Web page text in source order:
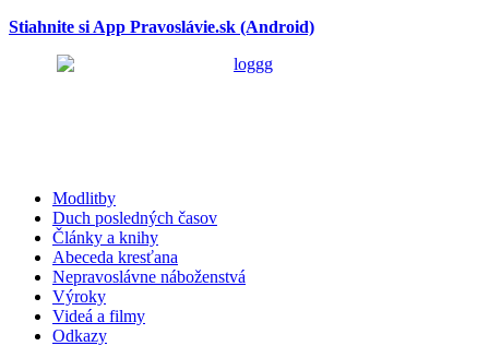
Stiahnite si App Pravoslávie.sk (Android)
Modlitby
Duch posledných časov
Články a knihy
Abeceda kresťana
Nepravoslávne náboženstvá
Výroky
Videá a filmy
Odkazy